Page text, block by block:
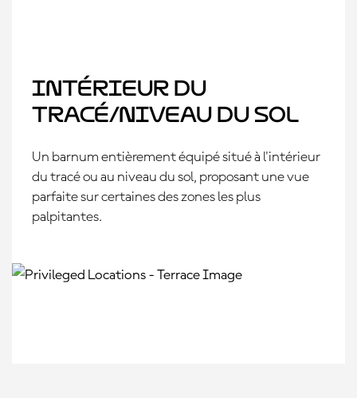
Intérieur du
tracé/Niveau du sol
Un barnum entièrement équipé situé à l'intérieur
du tracé ou au niveau du sol, proposant une vue
parfaite sur certaines des zones les plus
palpitantes.